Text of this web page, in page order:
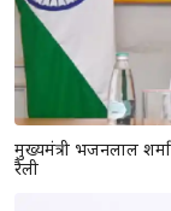
मुख्यमंत्री भजनलाल
रैली